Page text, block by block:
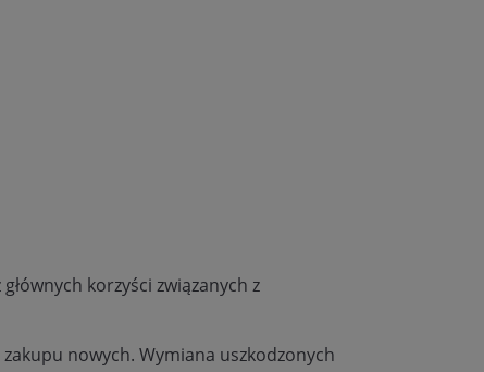
korzyści związanych z
nowych. Wymiana uszkodzonych